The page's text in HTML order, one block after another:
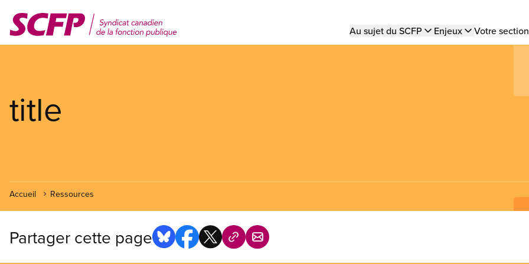
contenu
Main
Au sujet du SCFP Enjeux Votre
title
Accueil Ressources
Partager cette page